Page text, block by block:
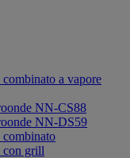
a vapore
NN-CS88
NN-DS59
con grill